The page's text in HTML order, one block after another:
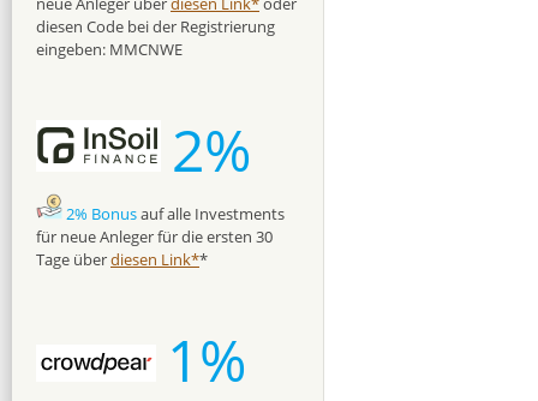
diesen Code bei der Registrierung
eingeben: MMCNWE
2%
2% Bonusauf alle Investments
für neue Anleger für die ersten 30
Tage überdiesen Link**
1%